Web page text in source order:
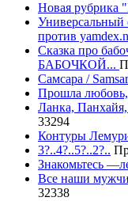
Новая рубрика
Универсальный
против
Сказка про
БАБОЧКОЙ...
Самсара /
Прошла
Ланка,
33294
Контуры
3?..4?..5?..2?..
Знакомьтесь
Все наши
32338